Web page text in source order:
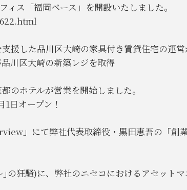
ィス「福岡ベース」を開設いたしました。
援した品川区大崎の家具付き賃貸住宅の運営
川区大崎の新築レジを取得
のホテルが営業を開始しました。
日オープン！
」にて弊社代表取締役・黒田恵吾の「創
狂騒)に、弊社のニセコにおけるアセット